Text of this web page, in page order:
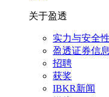
关于盈透
实力与安全性
盈透证券信
招聘
获奖
IBKR新闻